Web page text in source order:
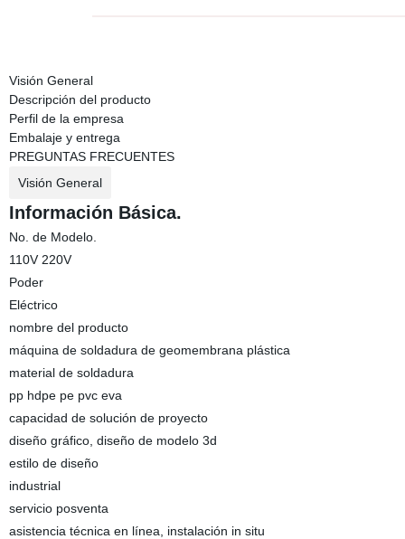
Visión General
Descripción del producto
Perfil de la empresa
Embalaje y entrega
PREGUNTAS FRECUENTES
Visión General
Información Básica.
No. de Modelo.
110V 220V
Poder
Eléctrico
nombre del producto
máquina de soldadura de geomembrana plástica
material de soldadura
pp hdpe pe pvc eva
capacidad de solución de proyecto
diseño gráfico, diseño de modelo 3d
estilo de diseño
industrial
servicio posventa
asistencia técnica en línea, instalación in situ